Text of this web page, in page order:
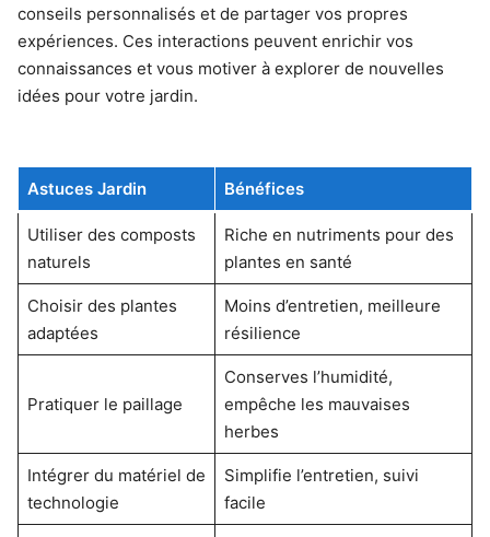
conseils personnalisés et de partager vos propres
expériences. Ces interactions peuvent enrichir vos
connaissances et vous motiver à explorer de nouvelles
idées pour votre jardin.
Astuces Jardin Bénéfices
Utiliser des composts
naturels
Riche en nutriments pour des
plantes en santé
Choisir des plantes
adaptées
Moins d’entretien, meilleure
résilience
Pratiquer le paillage
Conserves l’humidité,
empêche les mauvaises
herbes
Intégrer du matériel de
technologie
Simplifie l’entretien, suivi
facile